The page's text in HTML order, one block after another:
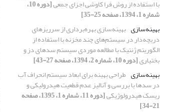
با استفاده از روش فرا کاوشی اجزای جمعی [دوره 10،
شماره 1، 1394، صفحه 25-35]
بهینه‌سازی بهینه‌سازی بهره‌برداری از سرریزهای
دریچه‌دار در سیستم‌های چند مخزنه با استفاده از
الگوریتم ژنتیک با مطالعه موردی سیستم سدهای دز و
بختیاری[دوره 10، شماره 2، 1394، صفحه 27-43]
بهینه‌سازی طراحی بهینه برای ابعاد سیستم انحراف آب
در سدها با بررسی و آنالیز عدم قطعیت هیدرولیکی و
ریسک هیدرولوژیکی [دوره 11، شماره 1، 1395، صفحه
21-34]